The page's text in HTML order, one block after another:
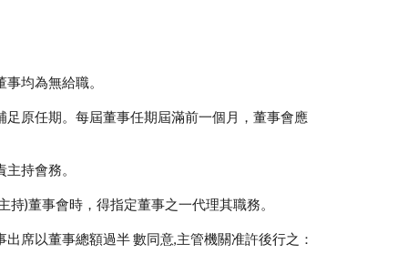
均為無給職。
原任期。每屆董事任期屆滿前一個月，董事會應
持會務。
)董事會時，得指定董事之一代理其職務。
席以董事總額過半 數同意,主管機關准許後行之：